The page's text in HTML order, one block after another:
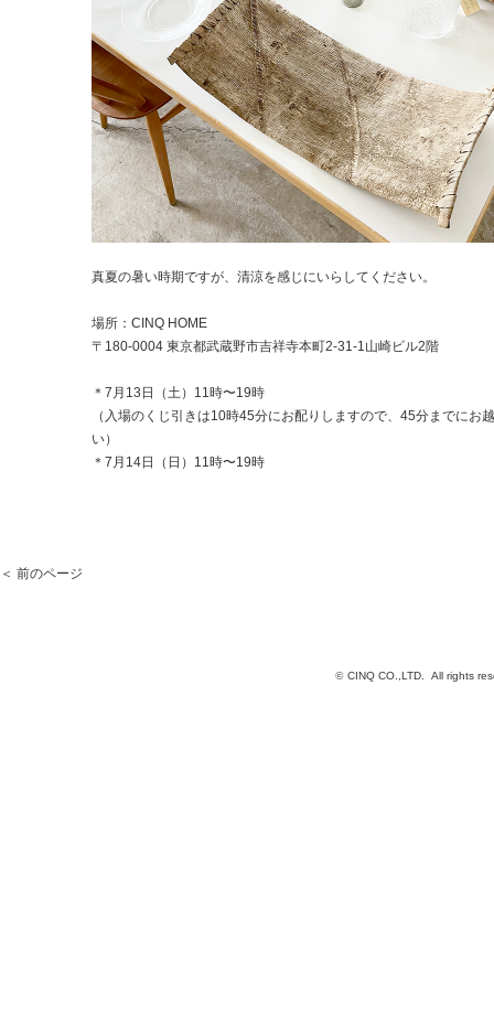
真夏の暑い時期ですが、清涼を感じにいらしてください。
場所：CINQ HOME
〒180-0004 東京都武蔵野市吉祥寺本町2-31-1山崎ビル2階
＊7月13日（土）11時〜19時
（入場のくじ引きは10時45分にお配りしますので、45分までにお
い）
＊7月14日（日）11時〜19時
＜ 前のページ
© CINQ CO.,LTD. All rights